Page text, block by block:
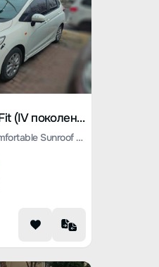
2019 Honda Fit (IV поколение)
Fit 2018 1.5L CVT Comfortable Sunroof version